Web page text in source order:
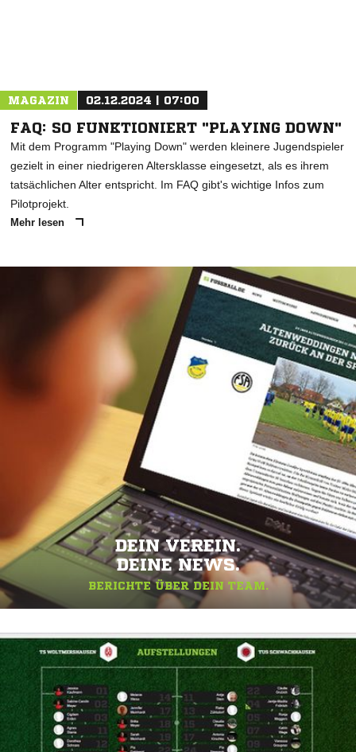
MAGAZIN 02.12.2024 | 07:00
FAQ: SO FUNKTIONIERT "PLAYING DOWN"
Mit dem Programm "Playing Down" werden kleinere Jugendspieler
gezielt in einer niedrigeren Altersklasse eingesetzt, als es ihrem
tatsächlichen Alter entspricht. Im FAQ gibt's wichtige Infos zum
Pilotprojekt.
Mehr lesen
DEIN VEREIN.
DEINE NEWS.
BERICHTE ÜBER DEIN TEAM.